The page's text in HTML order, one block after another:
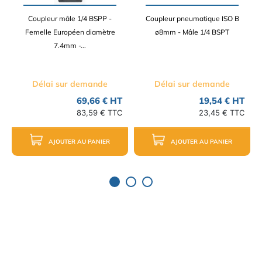
Coupleur mâle 1/4 BSPP -
Femelle Européen diamètre
7.4mm -...
Délai sur demande
69,66 € HT
83,59 € TTC
AJOUTER AU PANIER
Coupleur pneumatique ISO B
ø8mm - Mâle 1/4 BSPT
Délai sur demande
19,54 € HT
23,45 € TTC
AJOUTER AU PANIER